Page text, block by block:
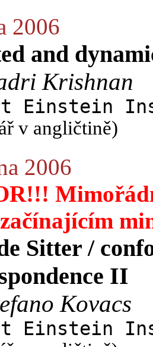
2006
and
Krishnan
Einstein
v angličtině)
2006
Sitter /
II
Kovacs
Einstein